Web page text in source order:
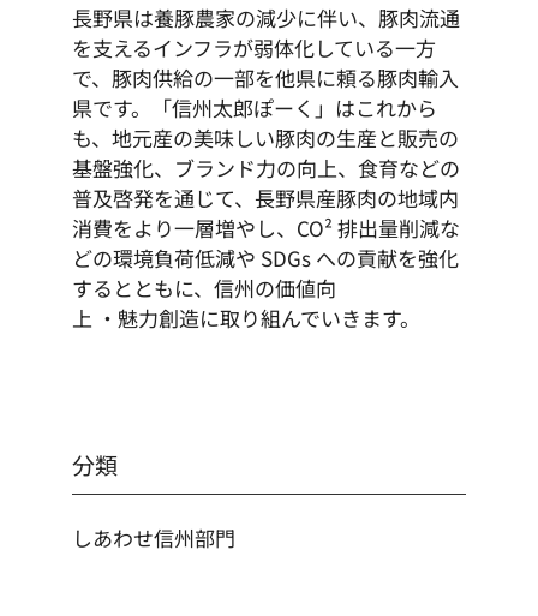
長野県は養豚農家の減少に伴い、豚肉流通
を支えるインフラが弱体化している一方
で、豚肉供給の一部を他県に頼る豚肉輸入
県です。「信州太郎ぽーく」はこれから
も、地元産の美味しい豚肉の生産と販売の
基盤強化、ブランド力の向上、食育などの
普及啓発を通じて、長野県産豚肉の地域内
消費をより一層増やし、CO² 排出量削減な
どの環境負荷低減や SDGs への貢献を強化
するとともに、信州の価値向
上 ・魅力創造に取り組んでいきます。
分類
しあわせ信州部門